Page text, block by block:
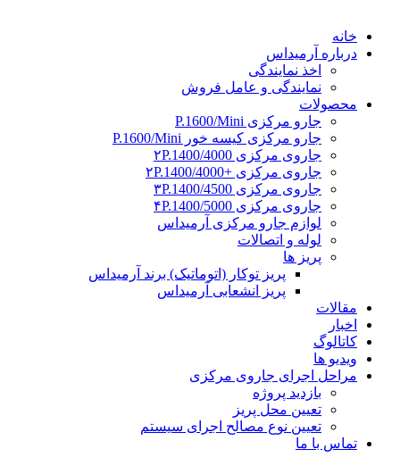
خانه
درباره آرمیداس
اخذ نمایندگی
نمایندگی و عامل فروش
محصولات
جارو مرکزی P.1600/Mini
جارو مرکزی کیسه خور P.1600/Mini
جاروی مرکزی ۲P.1400/4000
جاروی مرکزی +۲P.1400/4000
جاروی مرکزی ۳P.1400/4500
جاروی مرکزی ۴P.1400/5000
لوازم جارو مرکزی آرمیداس
لوله و اتصالات
پریز ها
پریز توکار (اتوماتیک) برند آرمیداس
پریز انشعابی آرمیداس
مقالات
اخبار
کاتالوگ
ویدیو ها
مراحل اجرای جاروی مرکزی
بازدید پروژه
تعیین محل پریز
تعیین نوع مصالح اجرای سیستم
تماس با ما